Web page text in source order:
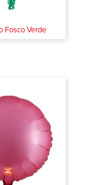
Fosco Verde